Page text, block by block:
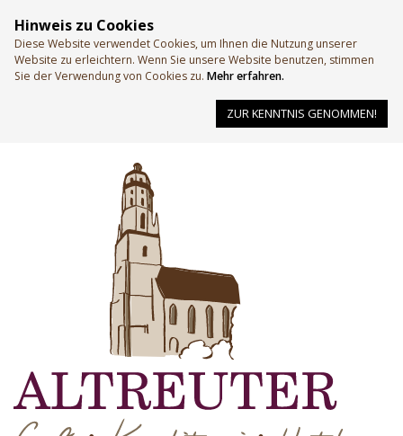
Hinweis zu Cookies
Diese Website verwendet Cookies, um Ihnen die Nutzung unserer
Website zu erleichtern. Wenn Sie unsere Website benutzen, stimmen
Sie der Verwendung von Cookies zu. Mehr erfahren.
ZUR KENNTNIS GENOMMEN!